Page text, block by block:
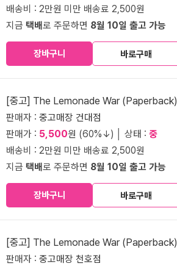
배송비 : 2만원 미만 배송료 2,500원
지금 택배로 주문하면 8월 10일 출고 가능
장바구니 바로구매
[중고] The Lemonade War (Paperback)
판매자 : 중고매장 건대점
판매가 : 5,500원 (60%↓) │ 상태 : 중
배송비 : 2만원 미만 배송료 2,500원
지금 택배로 주문하면 8월 10일 출고 가능
장바구니 바로구매
[중고] The Lemonade War (Paperback)
판매자 : 중고매장 천호점